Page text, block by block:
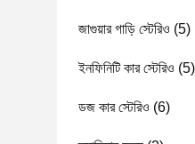
জাগুয়ার গাড়ি স্টেরিও (5)
ইনফিনিটি কার স্টেরিও (5)
ডজ কার স্টেরিও (6)